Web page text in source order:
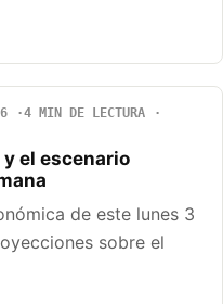
4 MIN DE LECTURA
el escenario
de este lunes 3
sobre el